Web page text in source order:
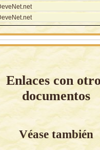
Enlaces con
documentos
Véase también